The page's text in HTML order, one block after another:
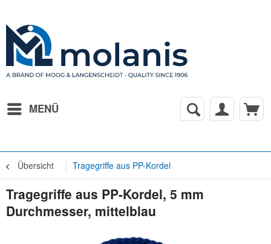
MENÜ
Übersicht Tragegriffe aus PP-Kordel
Tragegriffe aus PP-Kordel, 5 mm
Durchmesser, mittelblau